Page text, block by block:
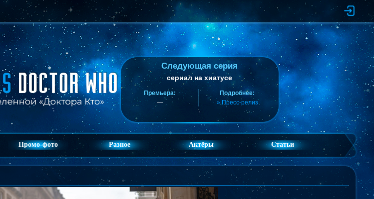
Следующая серия
сериал на хиатусе
Премьера:
—
Подробнее:
» Пресс-релиз
Промо-фото Разное Актёры Статьи